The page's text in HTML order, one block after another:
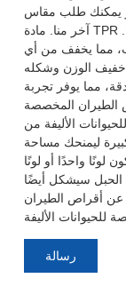
ويبلغ قطرها 17.8 سم أو يمكنك طلب مقاس
آخر منا. مادة TPR عالية الجودة آمنة للكلاب للمضغ واللعب بها.
مما يخفف من أي
الوزن وشكله
مما يوفر تجربة
الطيران المخصصة
للحيوانات الأليفة من TPR أيضًا تجربة الترابط بين الكلاب وأصحابها.
كبيرة ليمنحك مساحة
واحدًا أو لونًا
الحبل سيشكل أيضًا
عن أقراص الطيران
رسالة